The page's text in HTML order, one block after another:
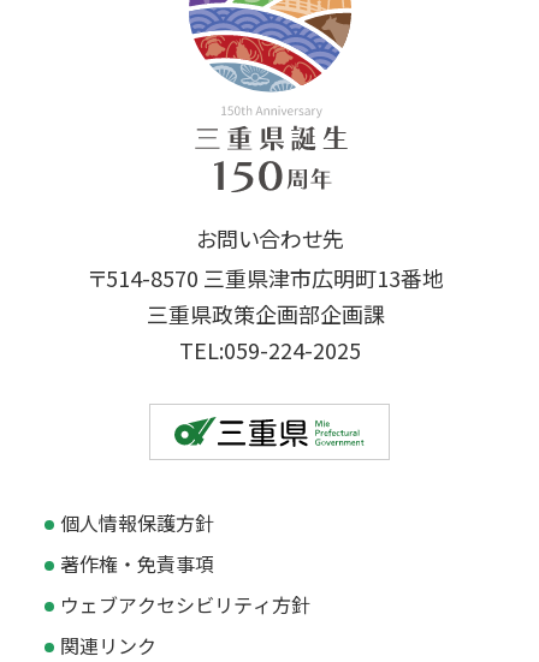
お問い合わせ先
〒514-8570 三重県津市広明町13番地
三重県政策企画部企画課
TEL:059-224-2025
個人情報保護方針
著作権・免責事項
ウェブアクセシビリティ方針
関連リンク